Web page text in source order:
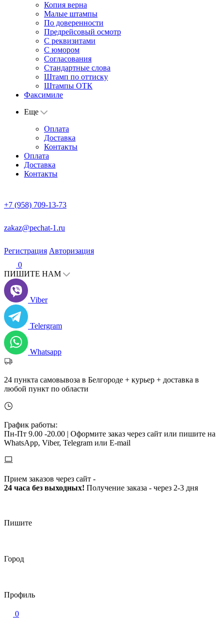
Копия верна
Малые штампы
По доверенности
Предрейсовый осмотр
С реквизитами
С юмором
Согласования
Стандартные слова
Штамп по оттиску
Штампы ОТК
Факсимиле
Еще
Оплата
Доставка
Контакты
Оплата
Доставка
Контакты
+7 (958) 709-13-73
zakaz@pechat-1.ru
Регистрация Авторизация
0
ПИШИТЕ НАМ
Viber
Telergram
Whatsapp
24 пункта самовывоза в Белгороде + курьер + доставка в
любой пункт по области
График работы:
Пн-Пт 9.00 -20.00 | Оформите заказ через сайт или пишите на
WhatsApp, Viber, Telegram или E-mail
Прием заказов через сайт -
24 часа без выходных! Получение заказа - через 2-3 дня
Пишите
Город
Профиль
0